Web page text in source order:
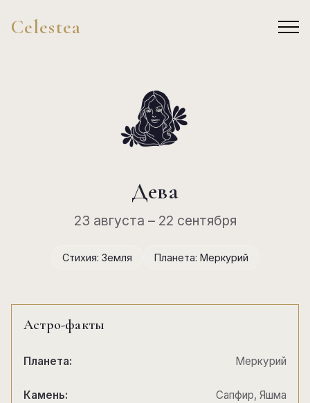
Celestea
Дева
23 августа – 22 сентября
Стихия: Земля Планета: Меркурий
Астро-факты
Планета: Меркурий
Камень: Сапфир, Яшма